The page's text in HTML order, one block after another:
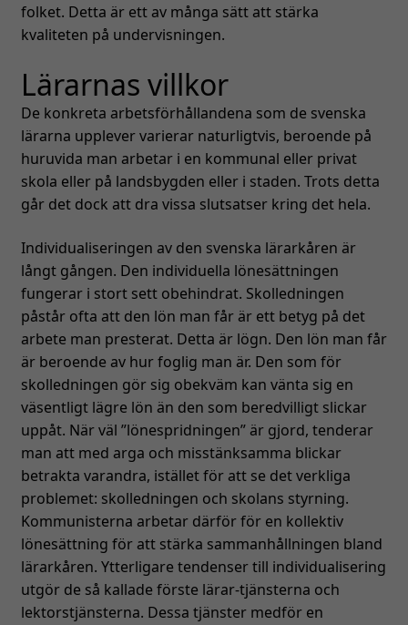
folket. Detta är ett av många sätt att stärka
kvaliteten på undervisningen.
Lärarnas villkor
De konkreta arbetsförhållandena som de svenska
lärarna upplever varierar naturligtvis, beroende på
huruvida man arbetar i en kommunal eller privat
skola eller på landsbygden eller i staden. Trots detta
går det dock att dra vissa slutsatser kring det hela.
Individualiseringen av den svenska lärarkåren är
långt gången. Den individuella lönesättningen
fungerar i stort sett obehindrat. Skolledningen
påstår ofta att den lön man får är ett betyg på det
arbete man presterat. Detta är lögn. Den lön man får
är beroende av hur foglig man är. Den som för
skolledningen gör sig obekväm kan vänta sig en
väsentligt lägre lön än den som beredvilligt slickar
uppåt. När väl ”lönespridningen” är gjord, tenderar
man att med arga och misstänksamma blickar
betrakta varandra, istället för att se det verkliga
problemet: skolledningen och skolans styrning.
Kommunisterna arbetar därför för en kollektiv
lönesättning för att stärka sammanhållningen bland
lärarkåren. Ytterligare tendenser till individualisering
utgör de så kallade förste lärar-tjänsterna och
lektorstjänsterna. Dessa tjänster medför en
Nödvändiga
Dessa kakor
går inte att
välja bort. De
att hemsidan
över huvud
taget ska
fungera.
Statistik
För att vi ska
kunna
hemsidans
funktionalitet